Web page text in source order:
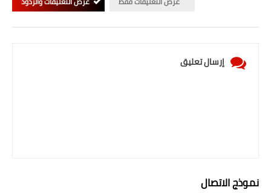
إرسال تعليق
نموذج الاتصال